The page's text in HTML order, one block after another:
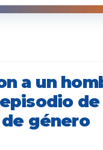
a un
de
género